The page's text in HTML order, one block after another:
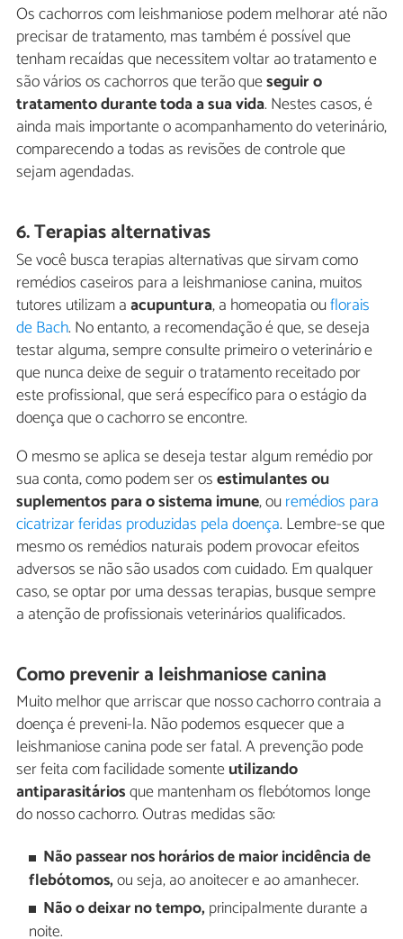
Os cachorros com leishmaniose podem melhorar até não
precisar de tratamento, mas também é possível que
tenham recaídas que necessitem voltar ao tratamento e
são vários os cachorros que terão queseguir o
tratamento durante toda a sua vida. Nestes casos, é
ainda mais importante o acompanhamento do veterinário,
comparecendo a todas as revisões de controle que
sejam agendadas.
6. Terapias alternativas
Se você busca terapias alternativas que sirvam como
remédios caseiros para a leishmaniose canina, muitos
tutores utilizam aacupuntura, a homeopatia ouflorais
de Bach. No entanto, a recomendação é que, se deseja
testar alguma, sempre consulte primeiro o veterinário e
que nunca deixe de seguir o tratamento receitado por
este profissional, que será específico para o estágio da
doença que o cachorro se encontre.
O mesmo se aplica se deseja testar algum remédio por
sua conta, como podem ser osestimulantes ou
suplementos para o sistema imune, ouremédios para
cicatrizar feridas produzidas pela doença. Lembre-se que
mesmo os remédios naturais podem provocar efeitos
adversos se não são usados com cuidado. Em qualquer
caso, se optar por uma dessas terapias, busque sempre
a atenção de profissionais veterinários qualificados.
Como prevenir a leishmaniose canina
Muito melhor que arriscar que nosso cachorro contraia a
doença é preveni-la. Não podemos esquecer que a
leishmaniose canina pode ser fatal. A prevenção pode
ser feita com facilidade somenteutilizando
antiparasitáriosque mantenham os flebótomos longe
do nosso cachorro. Outras medidas são:
Não passear nos horários de maior incidência de
flebótomos,ou seja, ao anoitecer e ao amanhecer.
Não o deixar no tempo, principalmente durante a
noite.